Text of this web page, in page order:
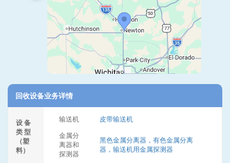
回收设备业务详情
设 备
类 型
（塑
料）
输送机
皮带输送机
金属分
离器和
探测器
黑色金属分离器，有色金属分离
器，输送机用金属探测器